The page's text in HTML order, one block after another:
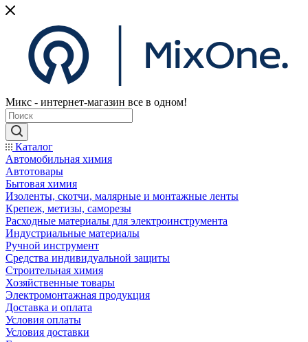
Микс - интернет-магазин все в одном!
Каталог
Автомобильная химия
Автотовары
Бытовая химия
Изоленты, скотчи, малярные и монтажные ленты
Крепеж, метизы, саморезы
Расходные материалы для электроинструмента
Индустриальные материалы
Ручной инструмент
Средства индивидуальной защиты
Строительная химия
Хозяйственные товары
Электромонтажная продукция
Доставка и оплата
Условия оплаты
Условия доставки